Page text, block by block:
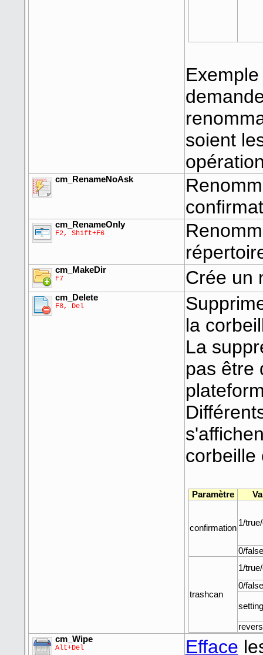
soient
cm_RenameNoAsk
cm_RenameOnly
F2, Shift+F6
cm_MakeDir
F7 Crée un
cm_Delete
F8, Del
la
La
pas être
corbeille
Paramètre
confirmation
1/
0/
trashcan
1/
0/
setting
cm_Wipe
Alt+Del Efface